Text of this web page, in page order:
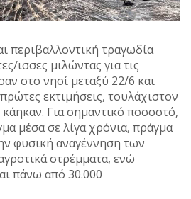
περιβαλλοντική τραγωδία
ισσες μιλώντας για τις
στο νησί μεταξύ 22/6 και
εκτιμήσεις, τουλάχιστον
Για σημαντικό ποσοστό,
μέσα σε λίγα χρόνια, πράγμα
φυσική αναγέννηση των
στρέμματα, ενώ
πάνω από 30.000